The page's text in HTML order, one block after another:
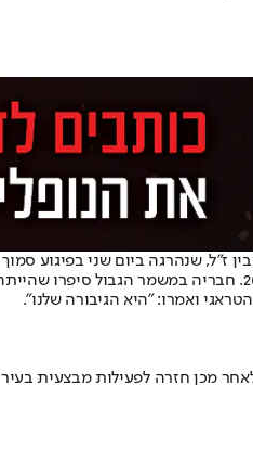
ז״ל, שנהרגה ביום שני בפיגוע
לובין עלתה לישראל מארה״ב באוגוסט 2021 ללא משפחתה, והתגייסה
ואמרו: ״היא הגיבורה שלנו״.
שלה מול מתקפת מחבלי חמאס. לאחר מכן